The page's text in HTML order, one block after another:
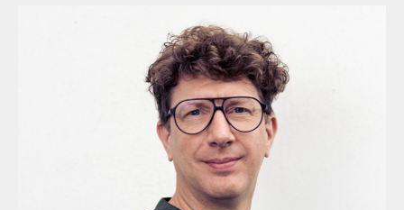
bestehenden Kundenbeziehungen, Akquise und Positionierung
des Unternehmens hinsichtlich des wachsenden
Produktportfolios.